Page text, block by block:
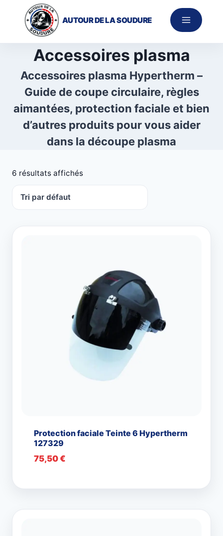
contenu
AUTOUR DE LA SOUDURE
Accessoires plasma
Accessoires plasma Hypertherm –
Guide de coupe circulaire, règles
aimantées, protection faciale et bien
d’autres produits pour vous aider
dans la découpe plasma
6 résultats affichés
Protection faciale Teinte 6 Hypertherm
127329
75,50€